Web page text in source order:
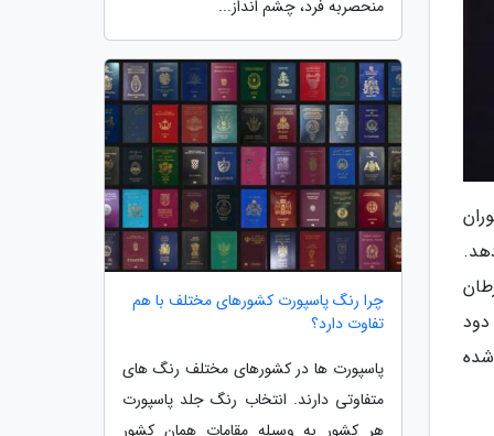
به سرطان
دود ثانویه تا به امروز منجر به مرگ 7330 نفر شده
منحصربه فرد، چشم انداز...
چرا رنگ پاسپورت کشورهای مختلف با هم
تفاوت دارد؟
پاسپورت ها در کشورهای مختلف رنگ های
متفاوتی دارند. انتخاب رنگ جلد پاسپورت
هر کشور به وسیله مقامات همان کشور